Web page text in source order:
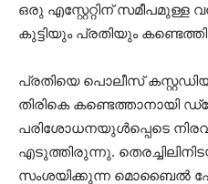
ഒരു എസ്റ്റേറ്റിന് സമീപമുള്ള
കുട്ടിയും പ്രതിയും
പ്രതിയെ പൊലീസ്
തിരികെ കണ്ടെത്താനായി
പരിശോധനയുൾപ്പെടെ
എടുത്തിരുന്നു.
സംശയിക്കുന്ന മൊബൈൽ